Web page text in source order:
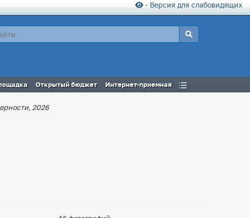
- Версия для слабовидящих
Открытый бюджет Интернет-приемная
2026